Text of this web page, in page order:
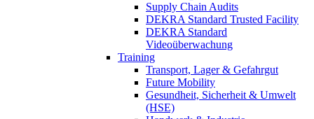
Supply Chain Audits
DEKRA Standard Trusted Facility
DEKRA Standard
Videoüberwachung
Training
Transport, Lager & Gefahrgut
Future Mobility
Gesundheit, Sicherheit & Umwelt
(HSE)